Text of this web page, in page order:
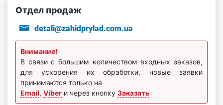
Отдел продаж
detali@zahidprylad.com.ua
Внимание!
В связи с большим количеством входных заказов,
для ускорения их обработки, новые заявки
принимаются только на
Email, Viber и через кнопку Заказать